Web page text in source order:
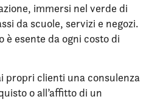
immersi nel verde di
da scuole, servizi e negozi.
è esente da ogni costo di
propri clienti una consulenza
o all’affitto di un